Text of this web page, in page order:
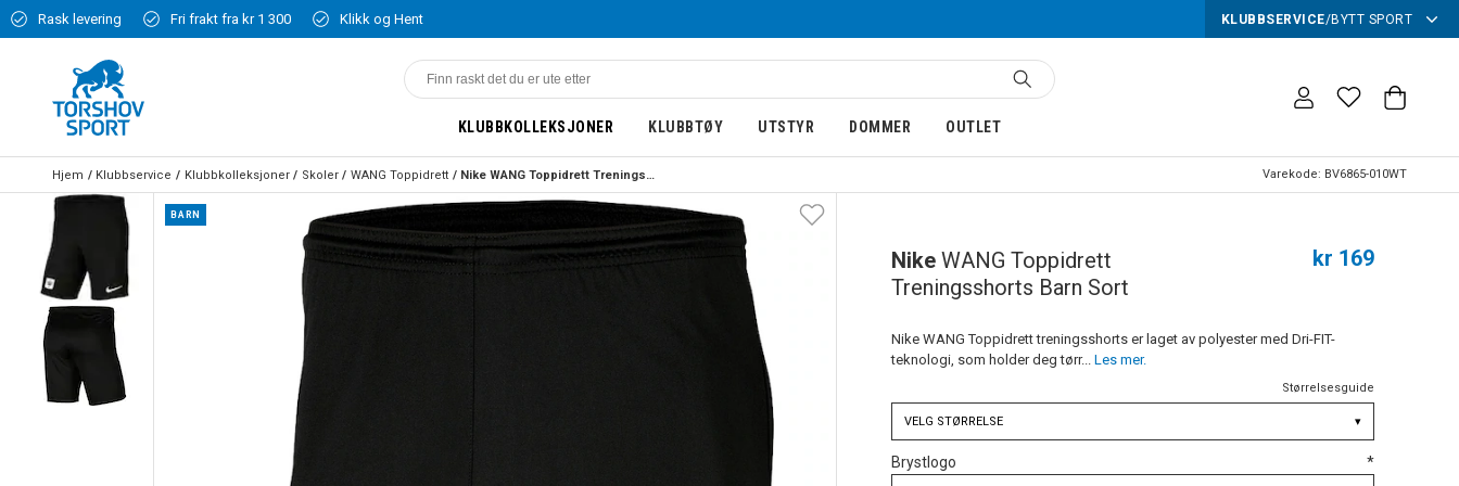
Rask levering Fri frakt fra kr 1 300 Klikk og Hent KLUBBSERVICE/BYTT SPORT
KLUBBKOLLEKSJONER KLUBBTØY UTSTYR DOMMER OUTLET
Hjem Klubbservice Klubbkolleksjoner Skoler WANG Toppidrett Nike WANG Toppidrett Treningsshorts Barn Sort Varekode: BV6865-010WT
BARN
Nike WANG Toppidrett
Treningsshorts Barn Sort
kr 169
Nike WANG Toppidrett treningsshorts er laget av polyester med Dri-FIT-
teknologi, som holder deg tørr... Les mer.
Størrelsesguide
VELG STØRRELSE ▾
Brystlogo *